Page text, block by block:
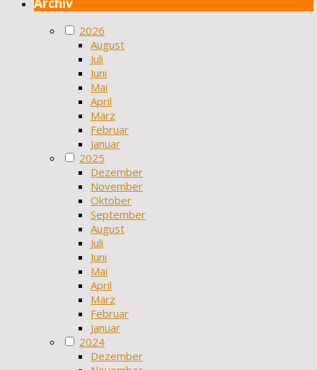
2026
August
Juli
Juni
Mai
April
März
Februar
Januar
2025
Dezember
November
Oktober
September
August
Juli
Juni
Mai
April
März
Februar
Januar
2024
Dezember